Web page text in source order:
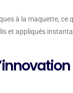
à la maquette, ce
et appliqués